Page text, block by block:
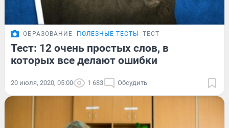
ОБРАЗОВАНИЕ ПОЛЕЗНЫЕ ТЕСТЫ ТЕСТ
Тест: 12 очень простых слов, в
которых все делают ошибки
20 июля, 2020, 05:00 1 683 Обсудить